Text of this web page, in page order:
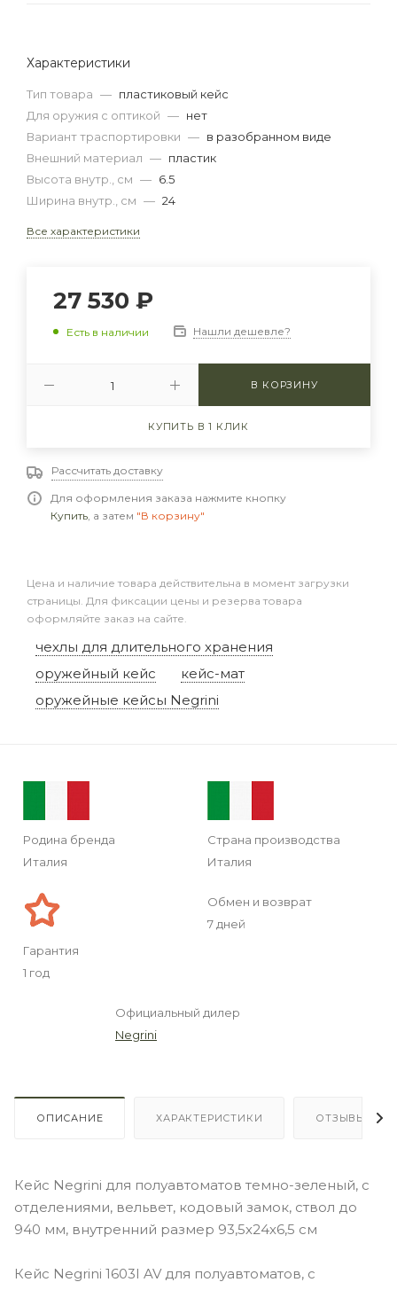
Характеристики
Тип товара — пластиковый кейс
Для оружия с оптикой — нет
Вариант траспортировки — в разобранном виде
Внешний материал — пластик
Высота внутр., см — 6.5
Ширина внутр., см — 24
Все характеристики
27 530 ₽
Есть в наличии Нашли дешевле?
В КОРЗИНУ
КУПИТЬ В 1 КЛИК
Рассчитать доставку
Для оформления заказа нажмите кнопку
Купить, а затем "В корзину"
Цена и наличие товара действительна в момент загрузки
страницы. Для фиксации цены и резерва товара
оформляйте заказ на сайте.
чехлы для длительного хранения
оружейный кейс
кейс-мат
оружейные кейсы Negrini
Родина бренда
Италия
Страна производства
Италия
Гарантия
1 год
Обмен и возврат
7 дней
Официальный дилер
Negrini
ОПИСАНИЕ ХАРАКТЕРИСТИКИ ОТЗЫВЫ
Кейс Negrini для полуавтоматов темно-зеленый, с
отделениями, вельвет, кодовый замок, ствол до
940 мм, внутренний размер 93,5х24х6,5 см
Кейс Negrini 1603I AV для полуавтоматов, с